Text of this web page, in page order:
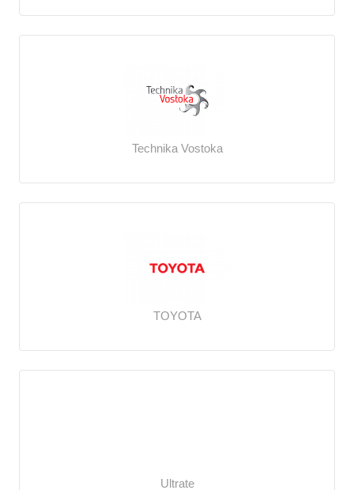
Technika Vostoka
TOYOTA
Ultrate